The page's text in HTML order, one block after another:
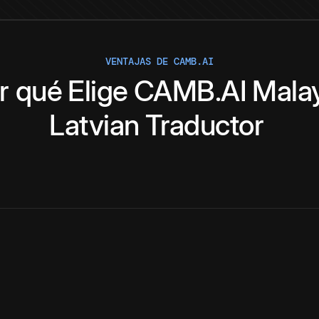
VENTAJAS DE CAMB.AI
qué Elige CAMB.AI
Latvian Traductor